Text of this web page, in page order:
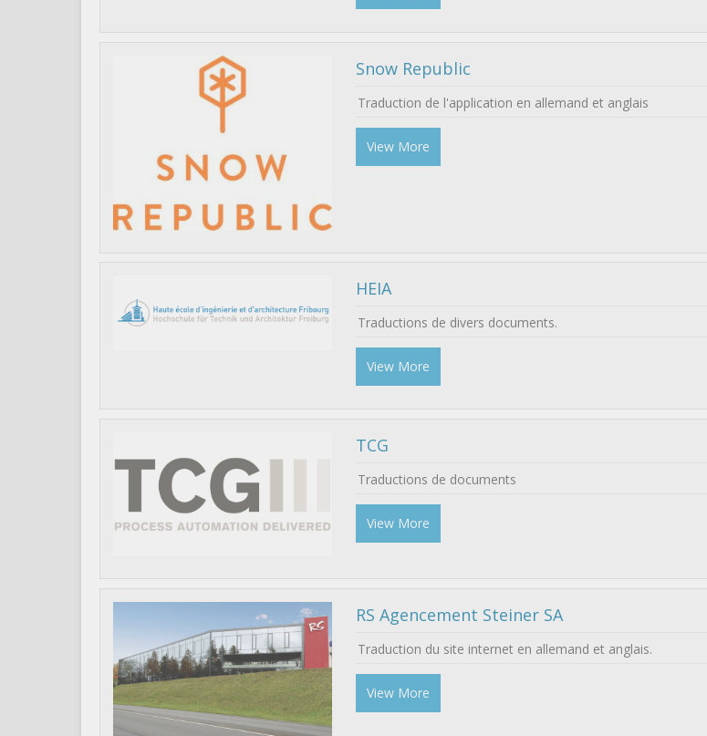
Snow Republic
Traduction de l'application en allemand et anglais
View More
HEIA
Traductions de divers documents.
View More
TCG
Traductions de documents
View More
RS Agencement Steiner SA
Traduction du site internet en allemand et anglais.
View More